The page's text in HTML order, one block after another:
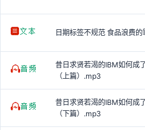
日期标签不规范 食品浪费
昔日求贤若渴的IBM如何成
（上篇）.mp3
昔日求贤若渴的IBM如何成
（下篇）.mp3